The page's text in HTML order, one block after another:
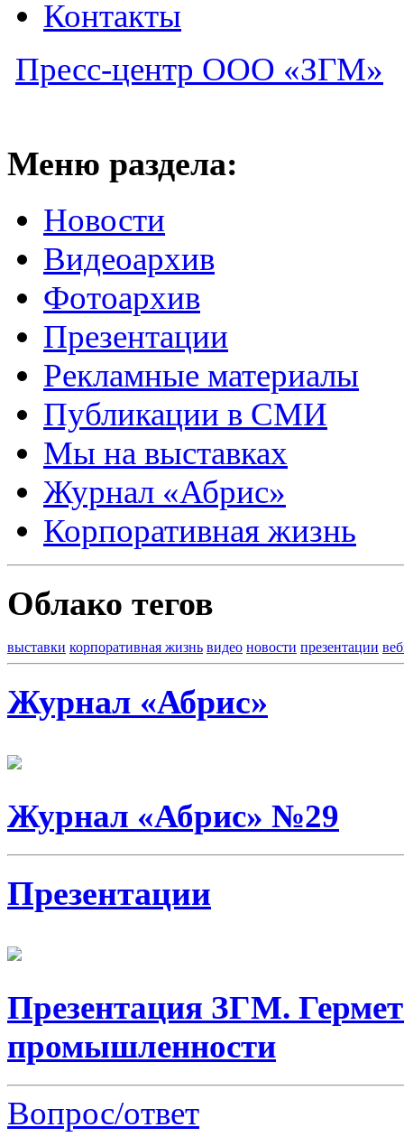
Контакты
Пресс-центр ООО «ЗГМ»
Меню раздела:
Новости
Видеоархив
Фотоархив
Презентации
Рекламные материалы
Публикации в СМИ
Мы на выставках
Журнал «Абрис»
Корпоративная жизнь
Облако тегов
выставки корпоративная жизнь видео новости презентации
Журнал «Абрис»
Журнал «Абрис» №29
Презентации
Презентация ЗГМ.
промышленности
Вопрос/ответ